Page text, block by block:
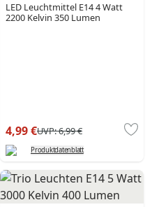
LED Leuchtmittel E14 4 Watt
2200 Kelvin 350 Lumen
4,99 €UVP:6,99 €
Produktdatenblatt